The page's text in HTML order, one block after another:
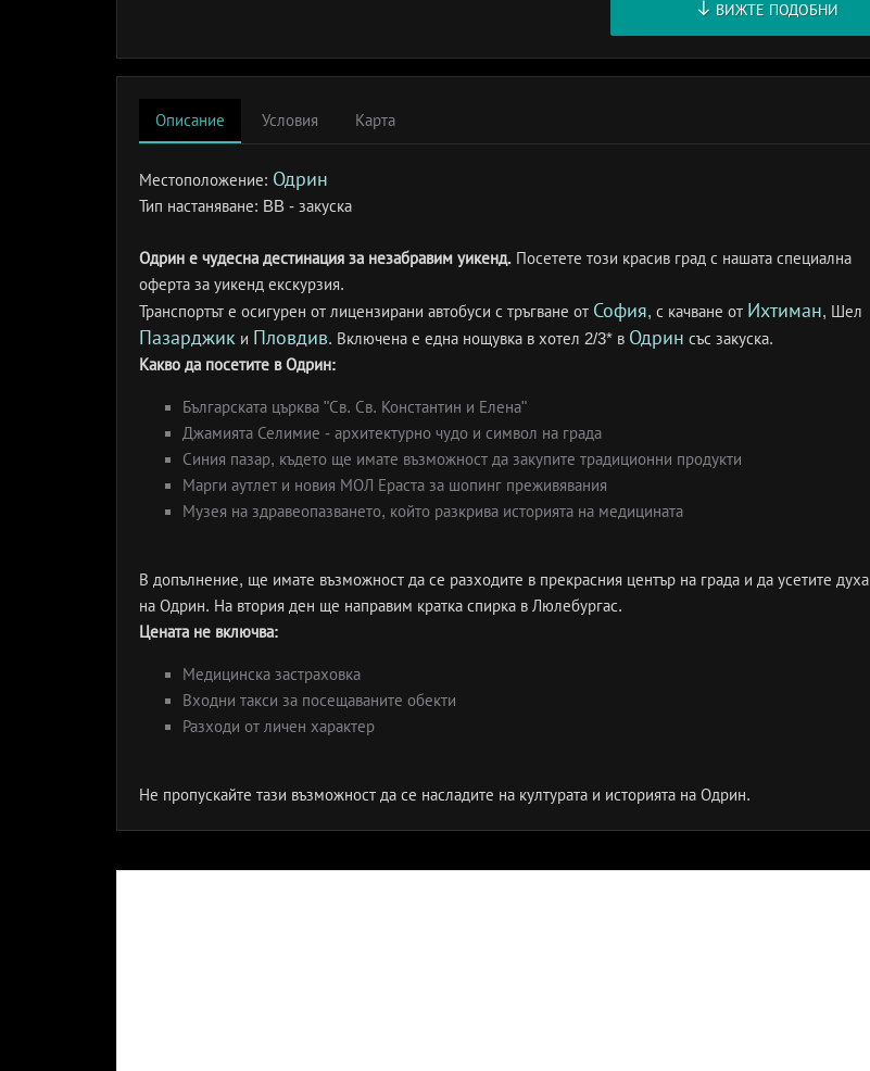
ВИЖТЕ ПОДОБНИ
Описание Условия Карта
Местоположение: Одрин
Тип настаняване: BB - закуска
Одрин е чудесна дестинация за незабравим уикенд. Посетете този красив град с нашата специална
оферта за уикенд екскурзия.
Транспортът е осигурен от лицензирани автобуси с тръгване от София, с качване от Ихтиман, Шел
Пазарджик и Пловдив. Включена е една нощувка в хотел 2/3* в Одрин със закуска.
Какво да посетите в Одрин:
Българската църква "Св. Св. Константин и Елена"
Джамията Селимие - архитектурно чудо и символ на града
Синия пазар, където ще имате възможност да закупите традиционни продукти
Марги аутлет и новия МОЛ Ераста за шопинг преживявания
Музея на здравеопазването, който разкрива историята на медицината
В допълнение, ще имате възможност да се разходите в прекрасния център на града и да усетите духа
на Одрин. На втория ден ще направим кратка спирка в Люлебургас.
Цената не включва:
Медицинска застраховка
Входни такси за посещаваните обекти
Разходи от личен характер
Не пропускайте тази възможност да се насладите на културата и историята на Одрин.